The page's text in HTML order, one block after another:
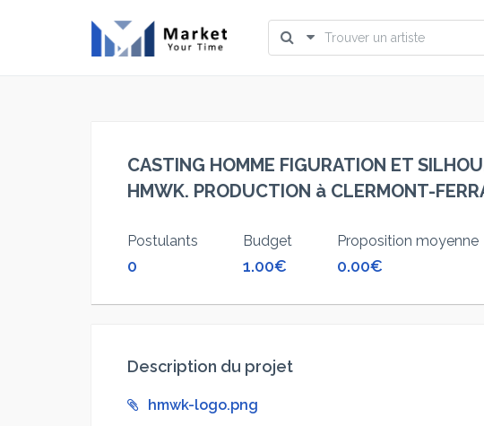
CASTING HOMME FIGURATION ET
HMWK. PRODUCTION à CLERMONT-
Postulants
0
Budget
1.00€
Proposition moyenne
0.00€
Description du projet
hmwk-logo.png